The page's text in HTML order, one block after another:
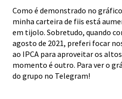
Como é demonstrado no
minha carteira de fiis está
em tijolo. Sobretudo, quando
agosto de 2021, preferi focar
ao IPCA para aproveitar os
momento é outro. Para ver o
do grupo no Telegram!